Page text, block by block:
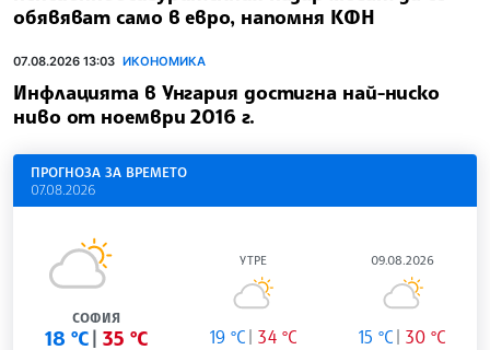
обявяват само в евро, напомня КФН
07.08.2026 13:03 ИКОНОМИКА
Инфлацията в Унгария достигна най-ниско
ниво от ноември 2016 г.
ПРОГНОЗА ЗА ВРЕМЕТО
07.08.2026
СОФИЯ
18 °C 35 °C
УТРЕ
19 °C 34 °C
09.08.2026
15 °C 30 °C